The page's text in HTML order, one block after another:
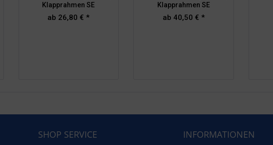
Klapprahmen SE
ab 26,80 € *
Klapprahmen SE
ab 40,50 € *
SHOP SERVICE INFORMATIONEN